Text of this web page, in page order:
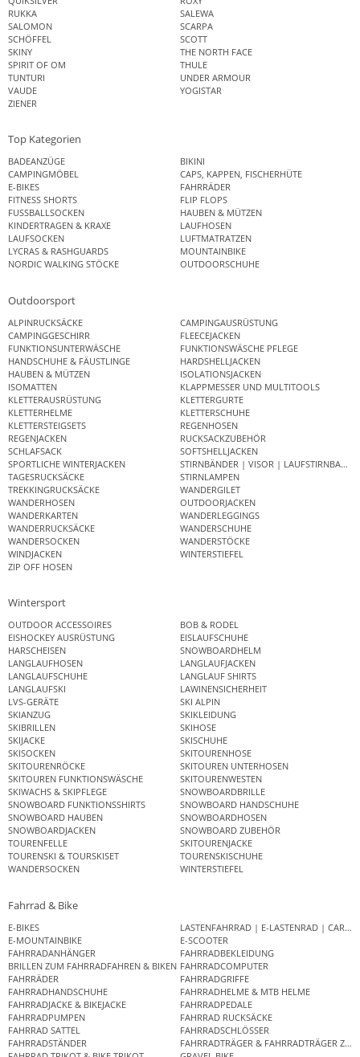
RUKKA
SALEWA
SALOMON
SCARPA
SCHÖFFEL
SCOTT
SKINY
THE NORTH FACE
SPIRIT OF OM
THULE
TUNTURI
UNDER ARMOUR
VAUDE
YOGISTAR
ZIENER
Top Kategorien
BADEANZÜGE
BIKINI
CAMPINGMÖBEL
CAPS, KAPPEN, FISCHERHÜTE
E-BIKES
FAHRRÄDER
FITNESS SHORTS
FLIP FLOPS
FUSSBALLSOCKEN
HAUBEN & MÜTZEN
KINDERTRAGEN & KRAXE
LAUFHOSEN
LAUFSOCKEN
LUFTMATRATZEN
LYCRAS & RASHGUARDS
MOUNTAINBIKE
NORDIC WALKING STÖCKE
OUTDOORSCHUHE
Outdoorsport
ALPINRUCKSÄCKE
CAMPINGAUSRÜSTUNG
CAMPINGGESCHIRR
FLEECEJACKEN
FUNKTIONSUNTERWÄSCHE
FUNKTIONSWÄSCHE PFLEGE
HANDSCHUHE & FÄUSTLINGE
HARDSHELLJACKEN
HAUBEN & MÜTZEN
ISOLATIONSJACKEN
ISOMATTEN
KLAPPMESSER UND MULTITOOLS
KLETTERAUSRÜSTUNG
KLETTERGURTE
KLETTERHELME
KLETTERSCHUHE
KLETTERSTEIGSETS
REGENHOSEN
REGENJACKEN
RUCKSACKZUBEHÖR
SCHLAFSACK
SOFTSHELLJACKEN
SPORTLICHE WINTERJACKEN
STIRNBÄNDER | VISOR | LAUFSTIRNBAND
TAGESRUCKSÄCKE
STIRNLAMPEN
TREKKINGRUCKSÄCKE
WANDERGILET
WANDERHOSEN
OUTDOORJACKEN
WANDERKARTEN
WANDERLEGGINGS
WANDERRUCKSÄCKE
WANDERSCHUHE
WANDERSOCKEN
WANDERSTÖCKE
WINDJACKEN
WINTERSTIEFEL
ZIP OFF HOSEN
Wintersport
OUTDOOR ACCESSOIRES
BOB & RODEL
EISHOCKEY AUSRÜSTUNG
EISLAUFSCHUHE
HARSCHEISEN
SNOWBOARDHELM
LANGLAUFHOSEN
LANGLAUFJACKEN
LANGLAUFSCHUHE
LANGLAUF SHIRTS
LANGLAUFSKI
LAWINENSICHERHEIT
LVS-GERÄTE
SKI ALPIN
SKIANZUG
SKIKLEIDUNG
SKIBRILLEN
SKIHOSE
SKIJACKE
SKISCHUHE
SKISOCKEN
SKITOURENHOSE
SKITOURENRÖCKE
SKITOUREN UNTERHOSEN
SKITOUREN FUNKTIONSWÄSCHE
SKITOURENWESTEN
SKIWACHS & SKIPFLEGE
SNOWBOARDBRILLE
SNOWBOARD FUNKTIONSSHIRTS
SNOWBOARD HANDSCHUHE
SNOWBOARD HAUBEN
SNOWBOARDHOSEN
SNOWBOARDJACKEN
SNOWBOARD ZUBEHÖR
TOURENFELLE
SKITOURENJACKE
TOURENSKI & TOURSKISET
TOURENSKISCHUHE
WANDERSOCKEN
WINTERSTIEFEL
Fahrrad & Bike
E-BIKES
LASTENFAHRRAD | E-LASTENRAD |
E-MOUNTAINBIKE
E-SCOOTER
FAHRRADANHÄNGER
FAHRRADBEKLEIDUNG
BRILLEN ZUM FAHRRADFAHREN & BIKEN FAHRRADCOMPUTER
FAHRRÄDER
FAHRRADGRIFFE
FAHRRADHANDSCHUHE
FAHRRADHELME & MTB HELME
FAHRRADJACKE & BIKEJACKE
FAHRRADPEDALE
FAHRRADPUMPEN
FAHRRAD RUCKSÄCKE
FAHRRAD SATTEL
FAHRRADSCHLÖSSER
FAHRRADSTÄNDER
FAHRRADTRÄGER & FAHRRADTRÄGER